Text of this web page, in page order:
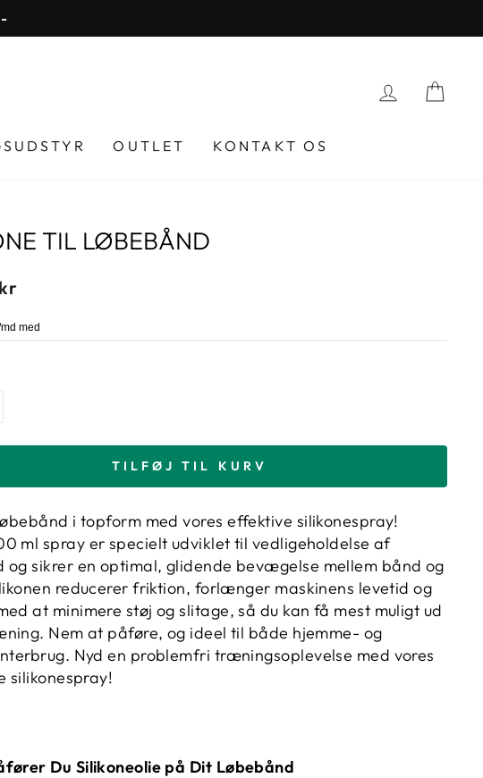
LOG IND
OUTLET KONTAKT OS
TIL LØBEBÅND
TILFØJ TIL KURV
i topform med vores effektive silikonespray!
ml spray er specielt udviklet til vedligeholdelse af
og sikrer en optimal, glidende bevægelse mellem bånd og
reducerer friktion, forlænger maskinens levetid og
at minimere støj og slitage, så du kan få mest muligt ud
Nem at påføre, og ideel til både hjemme- og
Nyd en problemfri træningsoplevelse med vores
silikonespray!
Du Silikoneolie på Dit Løbebånd